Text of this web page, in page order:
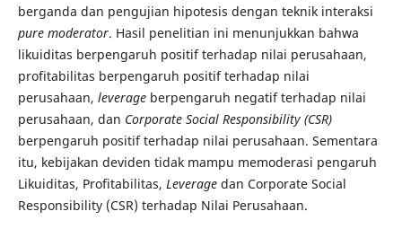
berganda dan pengujian hipotesis dengan teknik interaksi
pure moderator. Hasil penelitian ini menunjukkan bahwa
likuiditas berpengaruh positif terhadap nilai perusahaan,
profitabilitas berpengaruh positif terhadap nilai
perusahaan, leverage berpengaruh negatif terhadap nilai
perusahaan, dan Corporate Social Responsibility (CSR)
berpengaruh positif terhadap nilai perusahaan. Sementara
itu, kebijakan deviden tidak mampu memoderasi pengaruh
Likuiditas, Profitabilitas, Leverage dan Corporate Social
Responsibility (CSR) terhadap Nilai Perusahaan.